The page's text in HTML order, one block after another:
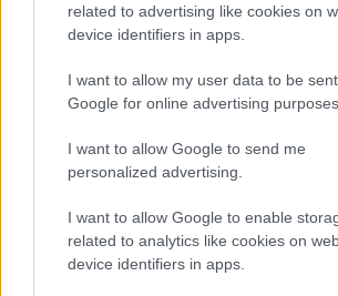
related to advertising like cookies on
device identifiers in apps.
I want to allow my user data to be
Google for online advertising purposes.
I want to allow Google to send me
personalized advertising.
I want to allow Google to enable
related to analytics like cookies on
device identifiers in apps.
Continua a leggere
NERD NEWS